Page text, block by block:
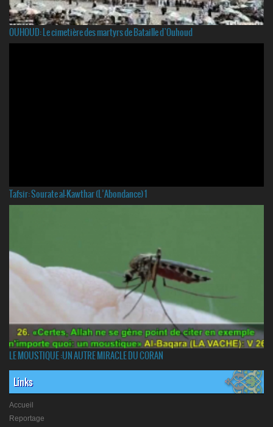
OUHOUD: Le cimetière des martyrs de Bataille d`Ouhoud
Tafsir: Sourate al-Kawthar (L’Abondance) 1
LE MOUSTIQUE :UN AUTRE MIRACLE DU CORAN
Links
Accueil
Reportage